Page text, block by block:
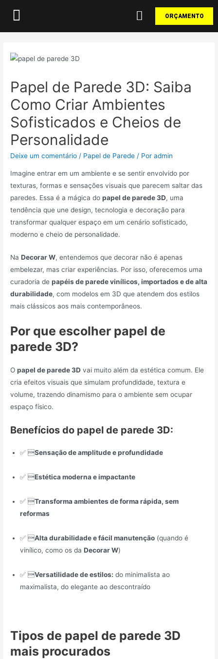
ORÇAMENTO
Papel de Parede 3D: Saiba
Como Criar Ambientes
Sofisticados e Cheios de
Personalidade
Deixe um comentário / Papel de Parede / Poradmin
Imagine entrar em um ambiente e se sentir envolvido por
texturas, formas e sensações visuais que parecem saltar das
paredes. Essa é a mágica dopapel de parede 3D, uma
tendência que une design, tecnologia e decoração para
transformar qualquer espaço em um cenário sofisticado,
moderno e cheio de personalidade.
NaDecorar W, entendemos que decorar não é apenas
embelezar, mas criar experiências. Por isso, oferecemos uma
curadoria depapéis de parede vinílicos, importados e de alta
durabilidade, com modelos em 3D que atendem dos estilos
mais clássicos aos mais contemporâneos.
Por que escolher papel de
parede 3D?
Opapel de parede 3D vai muito além da estética comum. Ele
cria efeitos visuais que simulam profundidade, textura e
volume, trazendo dinamismo para o ambiente sem ocupar
espaço físico.
Benefícios do papel de parede 3D:
✅ Sensação de amplitude e profundidade
✅ Estética moderna e impactante
✅ Transforma ambientes de forma rápida, sem
reformas
✅ Alta durabilidade e fácil manutenção (quando é
vinílico, como os daDecorar W)
✅ Versatilidade de estilos: do minimalista ao
maximalista, do elegante ao descontraído
Tipos de papel de parede 3D
mais procurados